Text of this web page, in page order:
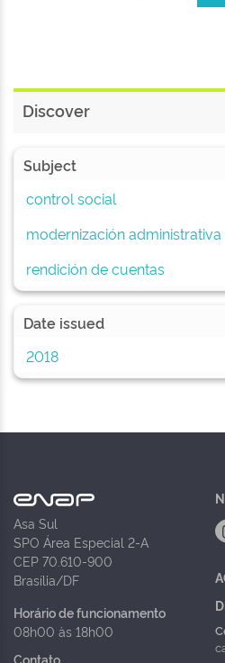
Discover
Subject
control social
modernización administrativa
rendición de cuentas
Date issued
2018
Asa Sul
SPO Área Especial 2-A
CEP 70.610-900
Brasília/DF
Horário de funcionamento
08h00 às 18h00
Contato